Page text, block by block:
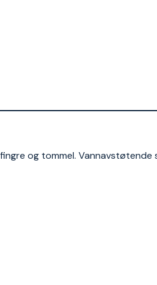
og tommel. Vannavstøtende